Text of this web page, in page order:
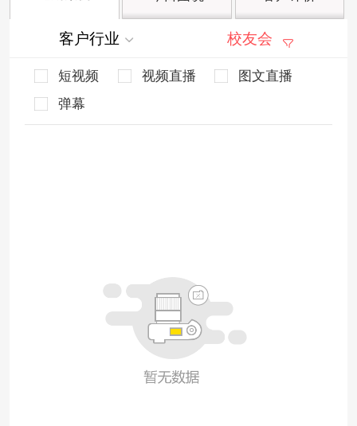
客户行业 校友会
短视频 视频直播
图文直播
弹幕